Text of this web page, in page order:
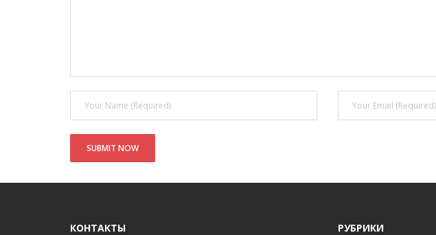
КОНТАКТЫ РУБРИКИ